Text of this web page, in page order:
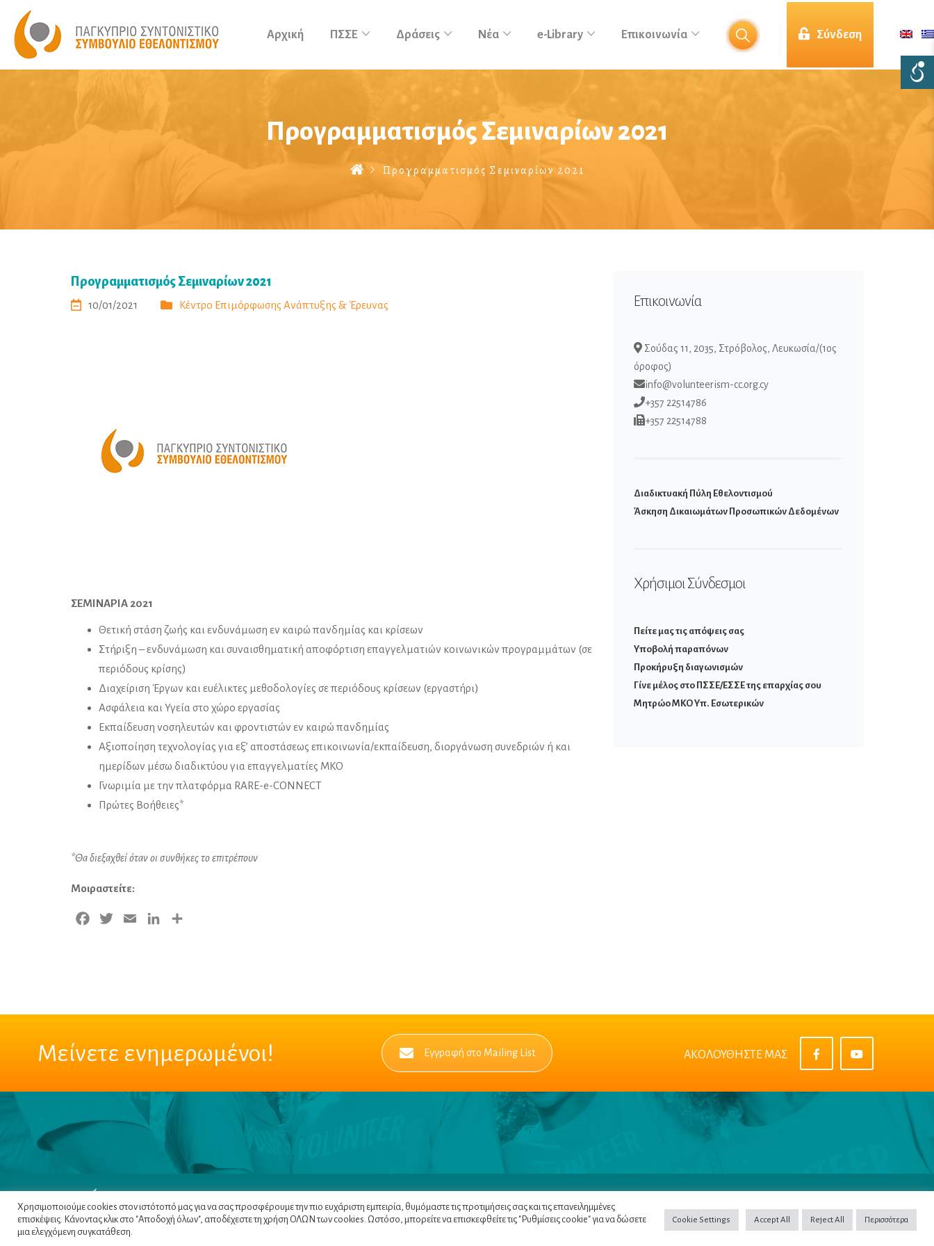
Αρχική ΠΣΣΕ Δράσεις Νέα e-Library Επικοινωνία Σύνδεση
Προγραμματισμός Σεμιναρίων 2021
Προγραμματισμός Σεμιναρίων 2021
Προγραμματισμός Σεμιναρίων 2021
10/01/2021 Κέντρο Επιμόρφωσης Ανάπτυξης & Έρευνας
ΣΕΜΙΝΑΡΙΑ 2021
Θετική στάση ζωής και ενδυνάμωση εν καιρώ πανδημίας και κρίσεων
Στήριξη – ενδυνάμωση και συναισθηματική αποφόρτιση επαγγελματιών κοινωνικών προγραμμάτων (σε
περιόδους κρίσης)
Διαχείριση Έργων και ευέλικτες μεθοδολογίες σε περιόδους κρίσεων (εργαστήρι)
Ασφάλεια και Υγεία στο χώρο εργασίας
Εκπαίδευση νοσηλευτών και φροντιστών εν καιρώ πανδημίας
Αξιοποίηση τεχνολογίας για εξ’ αποστάσεως επικοινωνία/εκπαίδευση, διοργάνωση συνεδριών ή και
ημερίδων μέσω διαδικτύου για επαγγελματίες ΜΚΟ
Γνωριμία με την πλατφόρμα RARΕ-e-CONNECT
Πρώτες Βοήθειες*
*Θα διεξαχθεί όταν οι συνθήκες το επιτρέπουν
Μοιραστείτε:
Facebook
Twitter Email LinkedIn
Επικοινωνία
Σούδας 11, 2035, Στρόβολος, Λευκωσία/(1ος
όροφος)
info@volunteerism-cc.org.cy
+357 22514786
+357 22514788
Διαδικτυακή Πύλη Εθελοντισμού
Άσκηση Δικαιωμάτων Προσωπικών Δεδομένων
Χρήσιμοι Σύνδεσμοι
Πείτε μας τις απόψεις σας
Υποβολή παραπόνων
Προκήρυξη διαγωνισμών
Γίνε μέλος στο ΠΣΣΕ/ΕΣΣΕ της επαρχίας σου
Μητρώο ΜΚΟ Υπ. Εσωτερικών
Μείνετε ενημερωμένοι! Εγγραφή στο Mailing List ΑΚΟΛΟΥΘΗΣΤΕ ΜΑΣ
Πλοηγός|Πολιτική Απορρήτου|Όροι & Προϋποθέσεις|Cookie Policy
Copyright ©2022NETinfo PLC. All Rights Reserved
Χρησιμοποιούμε cookies στον ιστότοπό μας για να σας προσφέρουμε την πιο ευχάριστη εμπειρία, θυμόμαστε τις προτιμήσεις σας και τις επανειλημμένες
επισκέψεις. Κάνοντας κλικ στο "Αποδοχή όλων", αποδέχεστε τη χρήση ΟΛΩΝ των cookies. Ωστόσο, μπορείτε να επισκεφθείτε τις "Ρυθμίσεις cookie" για να δώσετε
μια ελεγχόμενη συγκατάθεση.
Cookie Settings Accept All Reject All Περισσότερα